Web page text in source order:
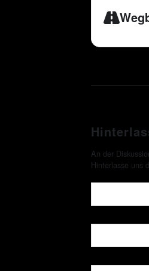
An der
Hinterlasse uns